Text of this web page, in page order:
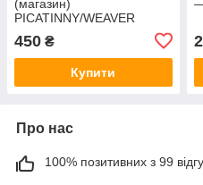
(магазин)
PICATINNY/WEAVER
450 ₴
Купити
Про нас
100% позитивних з 99